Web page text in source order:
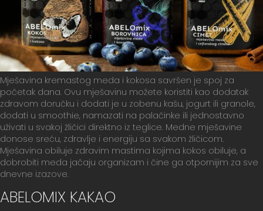
Mješavina kremastog meda i kokosa savršen je spoj za
početak dana. Ovu mješavinu možete koristiti kao dodatak
zdravom doručku i dodati je u zobenu kašu, jogurt ili granole,
dodati u smoothie, namazati na palačinke ili jednostavno
uživati u svakoj žličici direktno iz teglice. Medne mješavine
donose sreću, zdravlje i energiju sa svakom žličicom.
Mješavina obiluje zdravim mastima kojima kokos obiluje, a
dobrobiti meda jačaju organizam i čine ga otpornijim za sve
dnevne izazove.
ABELOMIX KAKAO